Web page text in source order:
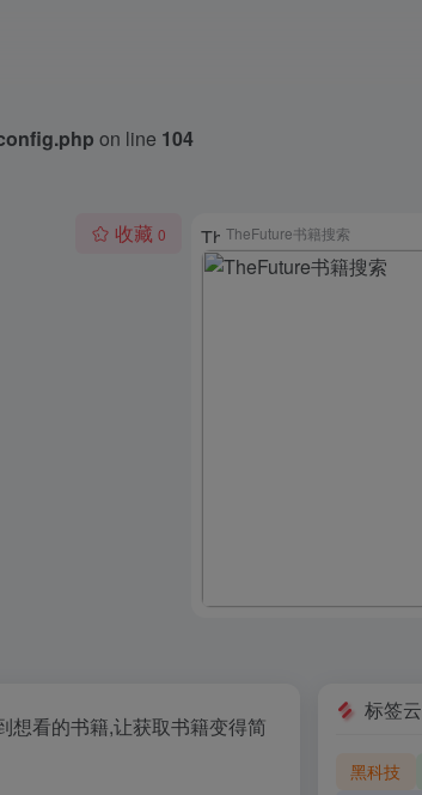
on line 104
收藏 0 TheFuture书籍搜索
想看的书籍,让获取书籍变得简
标签云
黑科技